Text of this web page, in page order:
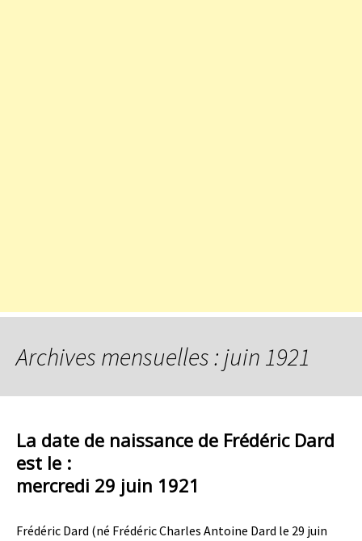
Archives mensuelles : juin 1921
La date de naissance de Frédéric Dard
est le :
mercredi 29 juin 1921
Frédéric Dard (né Frédéric Charles Antoine Dard le 29 juin